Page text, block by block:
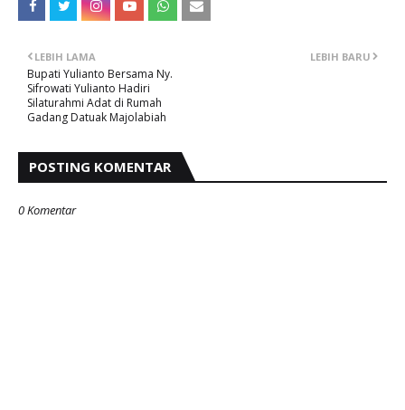
LEBIH BARU
LEBIH LAMA
Bupati Yulianto Bersama Ny.
Sifrowati Yulianto Hadiri
Silaturahmi Adat di Rumah
Gadang Datuak Majolabiah
POSTING KOMENTAR
0 Komentar